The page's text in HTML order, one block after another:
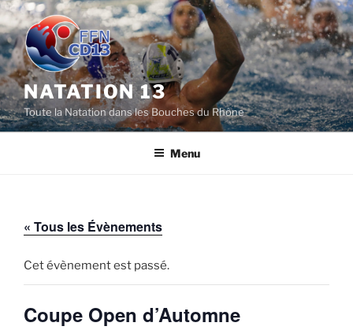
Aller
au
contenu
principal
NATATION 13
Toute la Natation dans les Bouches du Rhône
Menu
« Tous les Évènements
Cet évènement est passé.
Coupe Open d’Automne